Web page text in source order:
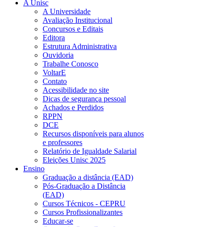
A Unisc
A Universidade
Avaliação Institucional
Concursos e Editais
Editora
Estrutura Administrativa
Ouvidoria
Trabalhe Conosco
VoltarE
Contato
Acessibilidade no site
Dicas de segurança pessoal
Achados e Perdidos
RPPN
DCE
Recursos disponíveis para alunos
e professores
Relatório de Igualdade Salarial
Eleições Unisc 2025
Ensino
Graduação a distância (EAD)
Pós-Graduação a Distância
(EAD)
Cursos Técnicos - CEPRU
Cursos Profissionalizantes
Educar-se